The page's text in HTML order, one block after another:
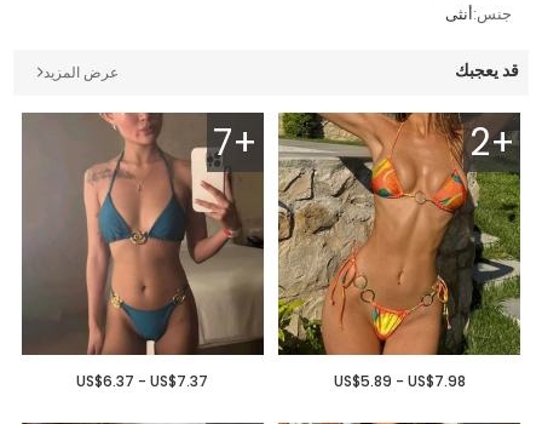
جنس:أنثى
قد يعجبك عرض المزيد
2+
US$5.89 - US$7.98
7+
US$6.37 - US$7.37